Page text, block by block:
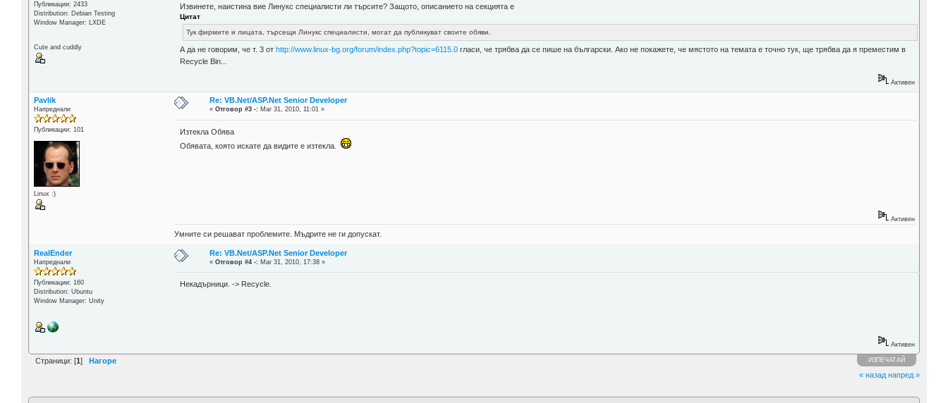
Публикации: 2433
Distribution: Debian Testing
Window Manager: LXDE
Cute and cuddly
Извинете, наистина вие Линукс специалисти ли търсите? Защото, описанието на секцията е
Цитат
Тук фирмите и лицата, търсещи Линукс специалисти, могат да публикуват своите обяви.
А да не говорим, че т. 3 отhttp://www.linux-bg.org/forum/index.php?topic=6115.0 гласи, че трябва да се пише на български. Ако не покажете, че мястото на темата е точно тук, ще трябва да я преместим в
Recycle Bin...
Активен
Pavlik
Напреднали
Публикации: 101
Linux :)
Re: VB.Net/ASP.Net Senior Developer
«Отговор #3 -: Mar 31, 2010, 11:01 »
Изтекла Обява
Обявата, която искате да видите е изтекла.
Активен
Умните си решават проблемите. Мъдрите не ги допускат.
RealEnder
Напреднали
Публикации: 160
Distribution: Ubuntu
Window Manager: Unity
Re: VB.Net/ASP.Net Senior Developer
«Отговор #4 -: Mar 31, 2010, 17:38 »
Некадърници. -> Recycle.
Активен
Страници: [1] Нагоре ИЗПЕЧАТАЙ
« назад напред »